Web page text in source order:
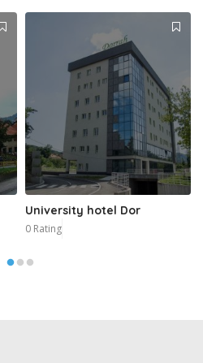
University hotel Dor
0 Rating